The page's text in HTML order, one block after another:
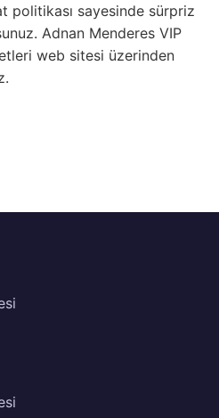
politikası sayesinde sürpriz
Adnan Menderes VIP
web sitesi üzerinden